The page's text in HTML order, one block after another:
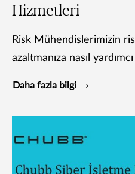
Hizmetleri
Risk Mühendislerimizin
azaltmanıza nasıl
Daha fazla bilgi